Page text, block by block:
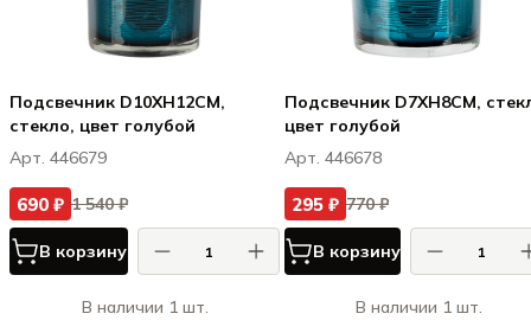
Подсвечник D10XH12CM,
стекло, цвет голубой
Арт. 446679
690 ₽ 1 540 ₽
В корзину
В наличии 1 шт.
Подсвечник D7XH8CM,
цвет голубой
Арт. 446678
295 ₽ 770 ₽
В корзину
В наличии 1 шт.